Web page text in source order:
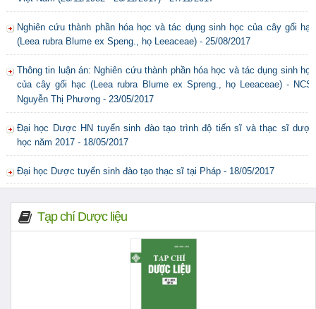
Nghiên cứu thành phần hóa học và tác dụng sinh học của cây gối hạc
(Leea rubra Blume ex Speng., họ Leeaceae) - 25/08/2017
Thông tin luận án: Nghiên cứu thành phần hóa học và tác dụng sinh học
của cây gối hạc (Leea rubra Blume ex Spreng., họ Leeaceae) - NCS.
Nguyễn Thị Phương - 23/05/2017
Đại học Dược HN tuyển sinh đào tạo trình độ tiến sĩ và thạc sĩ dược
học năm 2017 - 18/05/2017
Đại học Dược tuyển sinh đào tạo thạc sĩ tại Pháp - 18/05/2017
Tạp chí Dược liệu